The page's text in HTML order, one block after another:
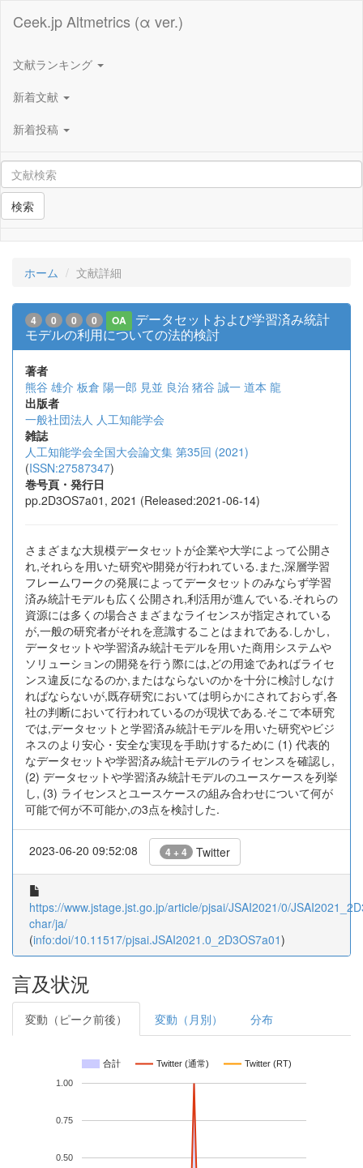
Ceek.jp Altmetrics (α ver.)
文献ランキング
新着文献
新着投稿
検索
ホーム 文献詳細
4 0 0 0 OA
データセットおよび学習済み統計
モデルの利用についての法的検討
著者
熊谷 雄介 板倉 陽一郎 見並 良治 猪谷 誠一 道本 龍
出版者
一般社団法人 人工知能学会
雑誌
人工知能学会全国大会論文集 第35回 (2021)
(ISSN:27587347)
巻号頁・発行日
pp.2D3OS7a01, 2021 (Released:2021-06-14)
さまざまな大規模データセットが企業や大学によって公開さ
れ,それらを用いた研究や開発が行われている.また,深層学習
フレームワークの発展によってデータセットのみならず学習
済み統計モデルも広く公開され,利活用が進んでいる.それらの
資源には多くの場合さまざまなライセンスが指定されている
が,一般の研究者がそれを意識することはまれである.しかし,
データセットや学習済み統計モデルを用いた商用システムや
ソリューションの開発を行う際には,どの用途であればライセ
ンス違反になるのか,またはならないのかを十分に検討しなけ
ればならないが,既存研究においては明らかにされておらず,各
社の判断において行われているのが現状である.そこで本研究
では,データセットと学習済み統計モデルを用いた研究やビジ
ネスのより安心・安全な実現を手助けするために (1) 代表的
なデータセットや学習済み統計モデルのライセンスを確認し,
(2) データセットや学習済み統計モデルのユースケースを列挙
し, (3) ライセンスとユースケースの組み合わせについて何が
可能で何が不可能か,の3点を検討した.
2023-06-20 09:52:08 4 + 4 Twitter
https://www.jstage.jst.go.jp/article/pjsai/JSAI2021/0/
char/ja/
(info:doi/10.11517/pjsai.JSAI2021.0_2D3OS7a01)
言及状況
変動（ピーク前後） 変動（月別） 分布
合計 Twitter (通常) Twitter (RT)
0.50
0.75
1.00